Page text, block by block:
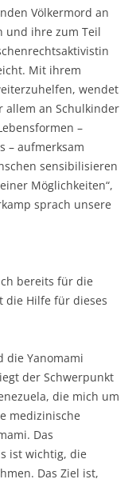
Völkermord an
und ihre zum Teil
Mit ihrem
wendet
allem an Schulkinder
–
– aufmerksam
sensibilisieren
Möglichkeiten“,
sprach unsere
bereits für die
die Hilfe für dieses
die Yanomami
der Schwerpunkt
die mich um
medizinische
Das
ist wichtig, die
Das Ziel ist,